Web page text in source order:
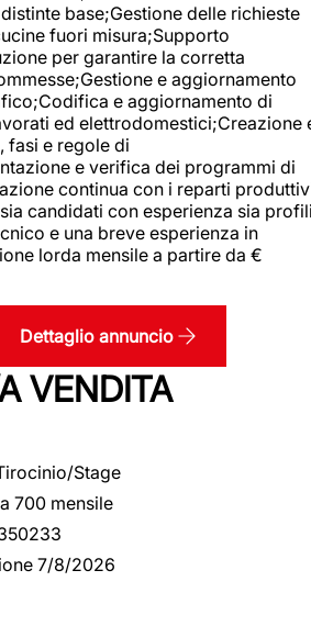
base;Gestione delle richieste
fuori misura;Supporto
per garantire la corretta
e aggiornamento
e aggiornamento di
ed elettrodomestici;Creazione
fasi e regole di
e verifica dei programmi di
continua con i reparti
candidati con esperienza sia
e una breve esperienza in
lorda mensile a partire da €
Dettaglio annuncio
VENDITA
Stage
700 mensile
7/8/2026